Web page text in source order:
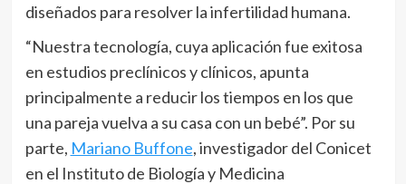
diseñados para resolver la infertilidad humana.
“Nuestra tecnología, cuya aplicación fue exitosa
en estudios preclínicos y clínicos, apunta
principalmente a reducir los tiempos en los que
una pareja vuelva a su casa con un bebé”. Por su
parte, Mariano Buffone, investigador del Conicet
en el Instituto de Biología y Medicina